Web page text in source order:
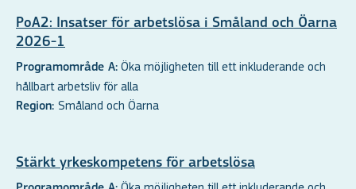
PoA2: Insatser för arbetslösa i Småland och Öarna
2026-1
Programområde A: Öka möjligheten till ett inkluderande och
hållbart arbetsliv för alla
Region: Småland och Öarna
Stärkt yrkeskompetens för arbetslösa